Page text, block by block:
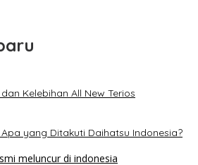
Kelebihan All New Terios
Apa yang Ditakuti Daihatsu Indonesia?